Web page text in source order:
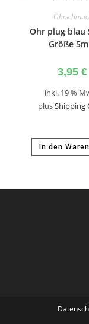
Ohr plug blau
Größe
3,95 €
inkl. 19 %
plusShipping
In den